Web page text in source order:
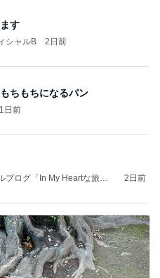
す
シャルB 2日前
ちもちになるパン
1日前
ブログ「In My Heartな旅日
2日前